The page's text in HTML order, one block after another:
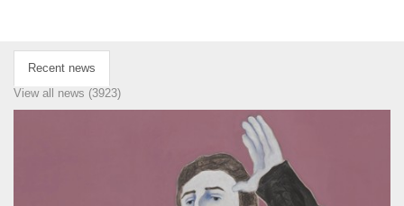
Recent news
View all news (3923)